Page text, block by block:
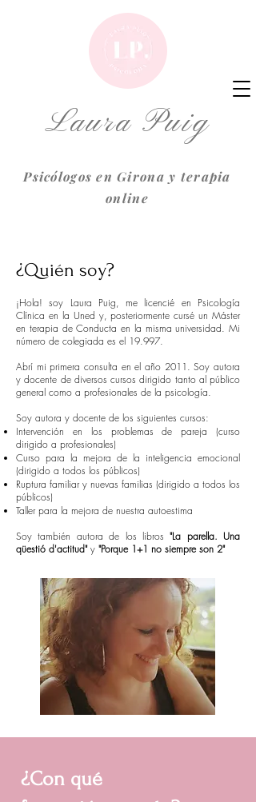
Laura Puig
Psicólogos en Girona y terapia
online
¿Quién soy?
¡Hola! soy Laura Puig, me licencié en Psicología
Clínica en la Uned y, posteriormente cursé un Máster
en terapia de Conducta en la misma universidad. Mi
número de colegiada es el 19.997.
Abrí mi primera consulta en el año 2011. Soy autora
y docente de diversos cursos dirigido tanto al público
general como a profesionales de la psicología.
Soy autora y docente de los siguientes cursos:
Intervención en los problemas de pareja (curso
dirigido a profesionales)
Curso para la mejora de la inteligencia emocional
(dirigido a todos los públicos)
Ruptura familiar y nuevas familias (dirigido a todos los
públicos)
Taller para la mejora de nuestra autoestima
Soy también autora de los libros "La parella. Una
qüestió d'actitud"y "Porque 1+1 no siempre son 2"
¿Con qué